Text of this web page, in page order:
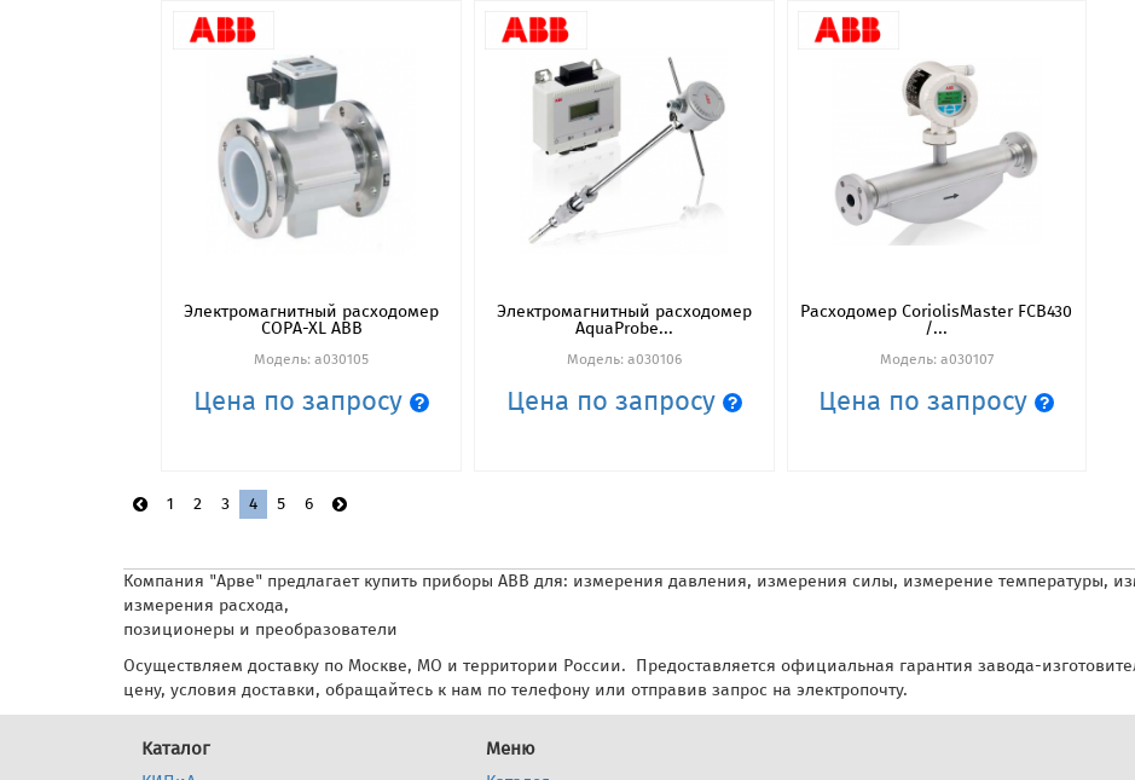
Электромагнитный расходомер
COPA-XL ABB
Модель: a030105
Цена по запросу
Электромагнитный расходомер
AquaProbe...
Модель: a030106
Цена по запросу
Расходомер CoriolisMaster FCB430
/...
Модель: a030107
Цена по запросу
1 2 3 4 5 6
Компания "Арве" предлагает купить приборы ABB для: измерения давления, измерения силы, измерение температуры,
измерения расхода,
позиционеры и преобразователи
Осуществляем доставку по Москве, МО и территории России. Предоставляется официальная гарантия завода-
цену, условия доставки, обращайтесь к нам по телефону или отправив запрос на электропочту.
Каталог Меню